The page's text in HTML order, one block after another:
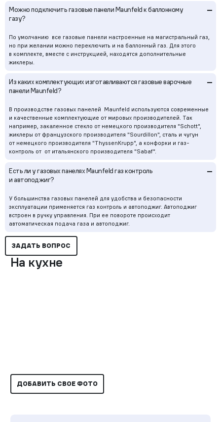
Можно подключить газовые панели Maunfeld к баллонному
газу?
–
По умолчанию все газовые панели настроенные на магистральный газ,
но при желании можно переключить и на баллонный газ. Для этого
в комплекте, вместе с инструкцией, находятся дополнительные
жиклеры.
Из каких комплектующих изготавливаются газовые варочные
панели Maunfeld?
–
В производстве газовых панелей Maunfeld используются современные
и качественные комплектующие от мировых производителей. Так
например, закаленное стекло от немецкого производителя "Schott",
жиклеры от французского производителя "Sourdillon", сталь и чугун
от немецкого производителя "ThyssenKrupp", а конфорки и газ-
контроль от от итальянского производителя "Sabaf".
Есть ли у газовых панелях Maunfeld газ контроль
и автоподжиг?
–
У большинства газовых панелей для удобства и безопасности
эксплуатации применяется газ контроль и автоподжиг. Автоподжиг
встроен в ручку управления. При ее повороте происходит
автоматическая подача газа и автоподжиг.
ЗАДАТЬ ВОПРОС
На кухне
ДОБАВИТЬ СВОЕ ФОТО